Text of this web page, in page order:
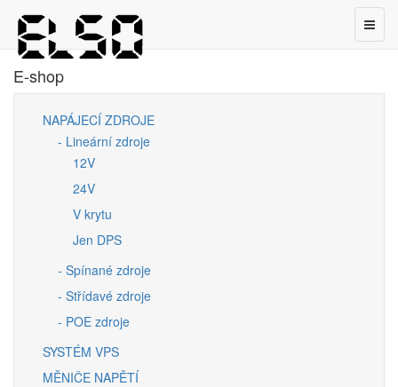
E-shop
NAPÁJECÍ ZDROJE
- Lineární zdroje
12V
24V
V krytu
Jen DPS
- Spínané zdroje
- Střídavé zdroje
- POE zdroje
SYSTÉM VPS
MĚNIČE NAPĚTÍ